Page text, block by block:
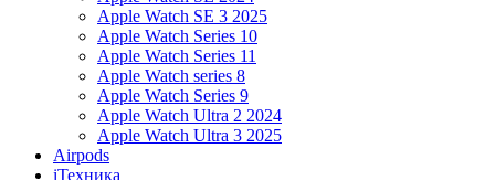
Apple Watch SE 3 2025
Apple Watch Series 10
Apple Watch Series 11
Apple Watch series 8
Apple Watch Series 9
Apple Watch Ultra 2 2024
Apple Watch Ultra 3 2025
Airpods
iТехника